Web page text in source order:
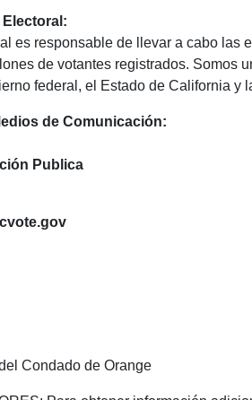
es responsable de llevar a cabo
de votantes registrados. Somos
federal, el Estado de California y
de Comunicación:
Publica
Condado de Orange